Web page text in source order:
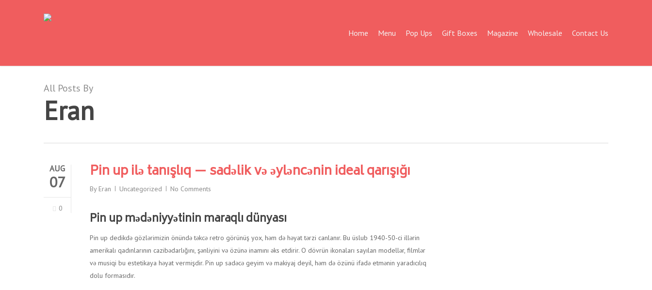
Home Menu Pop Ups Gift Boxes Magazine Wholesale Contact Us
All Posts By
Eran
AUG
07
0
Pin up ilə tanışlıq — sadəlik və əyləncənin ideal qarışığı
By Eran Uncategorized No Comments
Pin up mədəniyyətinin maraqlı dünyası
Pin up dedikdə gözlərimizin önündə təkcə retro görünüş yox, həm də həyat tərzi canlanır. Bu üslub 1940-50-ci illərin
amerikalı qadınlarının cazibədarlığını, şənliyini və özünə inamını əks etdirir. O dövrün ikonaları sayılan modellər, filmlər
və musiqi bu estetikaya həyat vermişdir. Pin up sadəcə geyim və makiyaj deyil, həm də özünü ifadə etmənin yaradıcılıq
dolu formasıdır.